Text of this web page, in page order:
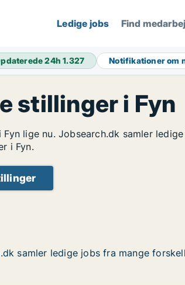
Ledige jobs Find
24h1.327 Notifikationer om
stillinger i Fyn
lige nu. Jobsearch.dk samler
i Fyn.
samler ledige jobs fra mange